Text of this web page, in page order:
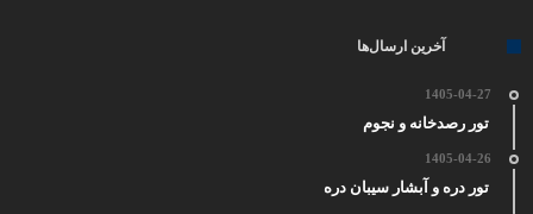
آخرین ارسال‌ها
1405-04-27
تور رصدخانه و نجوم
1405-04-26
تور دره و آبشار سیبان دره